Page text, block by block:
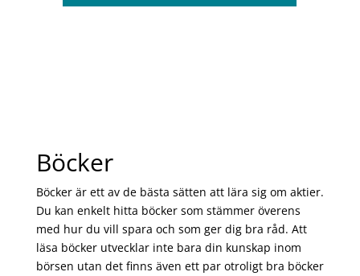
Böcker
Böcker är ett av de bästa sätten att lära sig om aktier.
Du kan enkelt hitta böcker som stämmer överens
med hur du vill spara och som ger dig bra råd. Att
läsa böcker utvecklar inte bara din kunskap inom
börsen utan det finns även ett par otroligt bra böcker